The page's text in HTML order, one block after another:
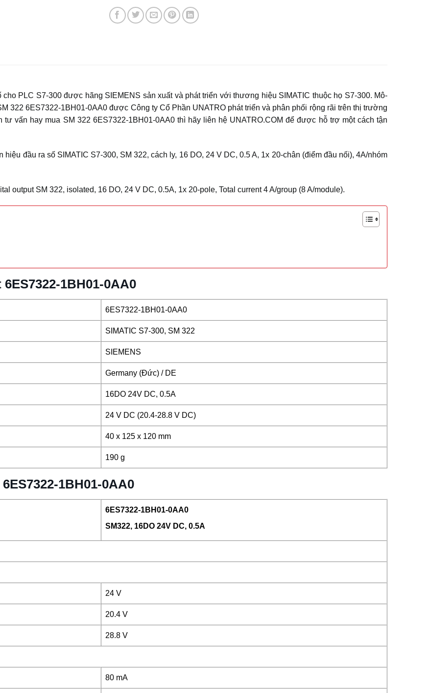
cho PLC S7-300 được hãng SIEMENS sản xuất và phát triển với thương hiệu SIMATIC thuộc họ S7-300. Mô-
322 6ES7322-1BH01-0AA0 được Công ty Cổ Phần UNATRO phát triển và phân phối rộng rãi trên thị trường
vấn hay mua SM 322 6ES7322-1BH01-0AA0 thì hãy liên hệ UNATRO.COM để được hỗ trợ một cách tận
hiệu đầu ra số SIMATIC S7-300, SM 322, cách ly, 16 DO, 24 V DC, 0.5 A, 1x 20-chân (điểm đầu nối), 4A/nhóm
output SM 322, isolated, 16 DO, 24 V DC, 0.5A, 1x 20-pole, Total current 4 A/group (8 A/module).
1BH01-0AA0
6ES7322-1BH01-0AA0
SIMATIC S7-300, SM 322
SIEMENS
Germany (Đức) / DE
16DO 24V DC, 0.5A
24 V DC (20.4-28.8 V DC)
40 x 125 x 120 mm
190 g
1BH01-0AA0
6ES7322-1BH01-0AA0
SM322, 16DO 24V DC, 0.5A
24 V
20.4 V
28.8 V
80 mA